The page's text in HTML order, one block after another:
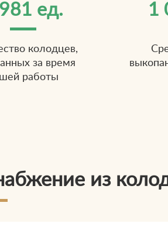
ед.
колодцев,
за время
работы
1
из